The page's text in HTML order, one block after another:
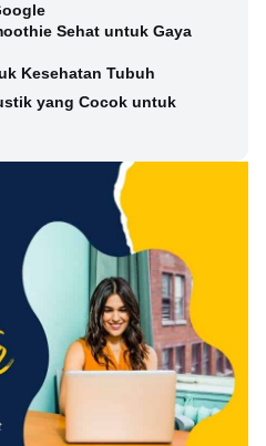
Sehat untuk Gaya
Kesehatan Tubuh
yang Cocok untuk